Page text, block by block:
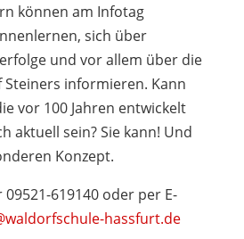
können am Infotag
sich über
und vor allem über die
Steiners informieren. Kann
vor 100 Jahren entwickelt
aktuell sein? Sie kann! Und
Konzept.
619140 oder per E-
hassfurt.de